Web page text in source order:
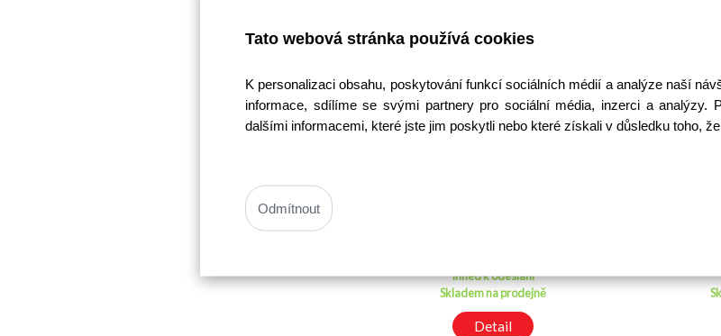
Tato webová stránka používá cookies
K personalizaci obsahu, poskytování funkcí sociálních médií a analýze naší
informace, sdílíme se svými partnery pro sociální média, inzerci a analýzy.
dalšími informacemi, které jste jim poskytli nebo které získali v důsledku toho,
Odmítnout
VÝPRODEJ
Ihned k odeslání
Skladem na prodejně
Detail